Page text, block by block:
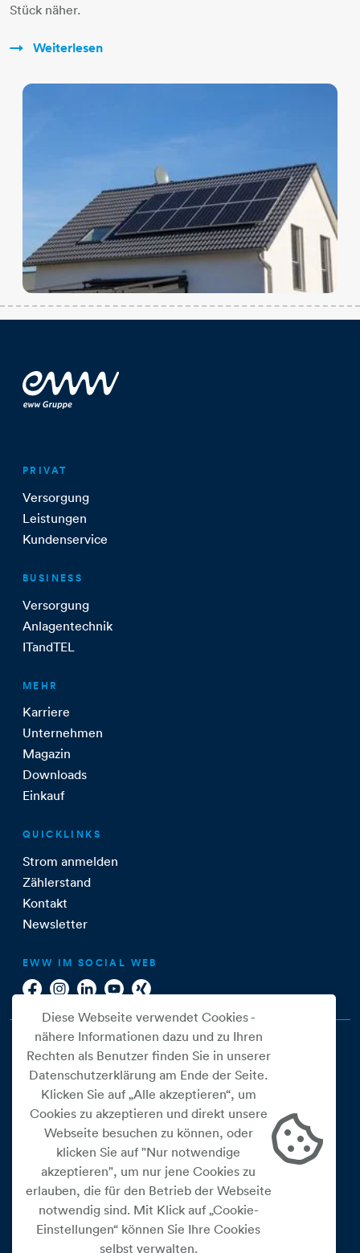
Stück näher.
Weiterlesen
PRIVAT
Versorgung
Leistungen
Kundenservice
BUSINESS
Versorgung
Anlagentechnik
ITandTEL
MEHR
Karriere
Unternehmen
Magazin
Downloads
Einkauf
QUICKLINKS
Strom anmelden
Zählerstand
Kontakt
Newsletter
EWW IM SOCIAL WEB
Cookie Einstellungen
Datenschutz
Impressum
Widerrufsbelehrung
Diese Webseite verwendet Cookies -
nähere Informationen dazu und zu Ihren
Rechten als Benutzer finden Sie in unserer
Datenschutzerklärung am Ende der Seite.
Klicken Sie auf „Alle akzeptieren“, um
Cookies zu akzeptieren und direkt unsere
Webseite besuchen zu können, oder
klicken Sie auf "Nur notwendige
akzeptieren", um nur jene Cookies zu
erlauben, die für den Betrieb der Webseite
notwendig sind. Mit Klick auf „Cookie-
Einstellungen“ können Sie Ihre Cookies
selbst verwalten.